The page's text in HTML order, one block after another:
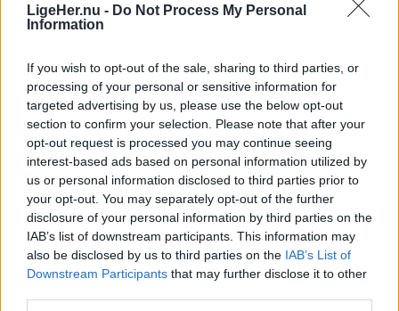
LigeHer.nu - Do Not Process My Personal
Information
If you wish to opt-out of the sale, sharing to third parties, or
processing of your personal or sensitive information for
targeted advertising by us, please use the below opt-out
section to confirm your selection. Please note that after your
opt-out request is processed you may continue seeing
interest-based ads based on personal information utilized by
us or personal information disclosed to third parties prior to
your opt-out. You may separately opt-out of the further
disclosure of your personal information by third parties on the
IAB’s list of downstream participants. This information may
also be disclosed by us to third parties on the IAB’s List of
Downstream Participants that may further disclose it to other
der kan få os alle til at stoppe op og kigge i
og en fantastisk anledning til at samles om Solen,
dens betydning for livet på Jorden og vores plads i
universet. Med Sol26 vil vi give danskerne en
fælles oplevelse – og inspirere til ny viden og
nysgerrighed på naturvidenskab, siger Tina Ibsen,
der er astrofysiker og en af initiativtagerne til
Sol26.
Herunder får man et overblik over, hvornår
solformørkelsen rammer forskellige steder i
Aktuelt
Godt nyt: Hjælpen kommer hurtigere
frem
Emilie Nesheim Shaw
Følg os på Discover
09. august 2026 kl. 14.03
NORDJYLLAND: De kommunale
redningsberedskaber i Nordjylland blev hurtigere
til at sende det første køretøj af sted i 2025.